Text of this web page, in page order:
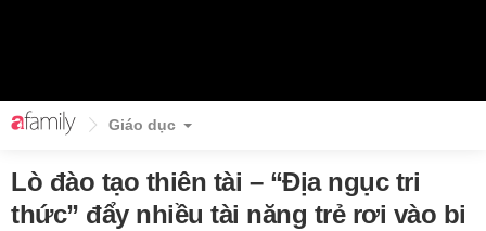
Giáo dục
Lò đào tạo thiên tài – “Địa ngục tri
thức” đẩy nhiều tài năng trẻ rơi vào bi